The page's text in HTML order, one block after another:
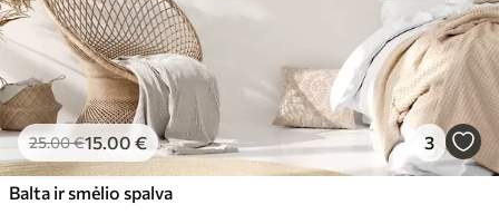
25.00€15.00 € 3
Balta ir smėlio spalva